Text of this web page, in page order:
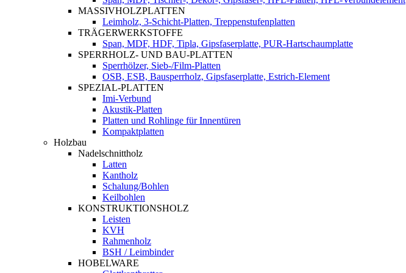
MASSIVHOLZPLATTEN
Leimholz, 3-Schicht-Platten, Treppenstufenplatten
TRÄGERWERKSTOFFE
Span, MDF, HDF, Tipla, Gipsfaserplatte, PUR-Hartschaumplatte
SPERRHOLZ- UND BAU-PLATTEN
Sperrhölzer, Sieb-/Film-Platten
OSB, ESB, Bausperrholz, Gipsfaserplatte, Estrich-Element
SPEZIAL-PLATTEN
Imi-Verbund
Akustik-Platten
Platten und Rohlinge für Innentüren
Kompaktplatten
Holzbau
Nadelschnittholz
Latten
Kantholz
Schalung/Bohlen
Keilbohlen
KONSTRUKTIONSHOLZ
Leisten
KVH
Rahmenholz
BSH / Leimbinder
HOBELWARE